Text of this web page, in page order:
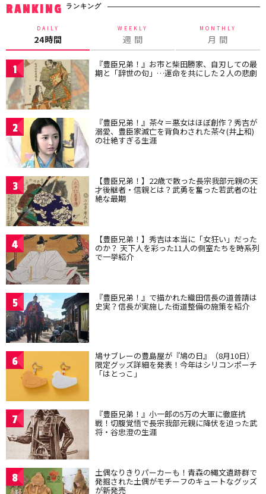
RANKING ランキング
DAILY
24時間
WEEKLY
週 間
MONTHLY
月 間
1 『豊臣兄弟！』お市と柴田勝家、自刃しての最
期と「辞世の句」…運命を共にした２人の悲劇
2 『豊臣兄弟！』茶々＝悪女はほぼ創作？秀吉が
溺愛、豊臣家滅亡を背負わされた茶々(井上和)
の壮絶すぎる生涯
3 【豊臣兄弟！】22歳で散った長宗我部元親の天
才後継者・信親とは？武勇を奮った若武者の壮
絶な最期
4 【豊臣兄弟！】秀吉は本当に「女狂い」だった
のか？ 天下人を彩った11人の側室たちを時系列
で一挙紹介
5 『豊臣兄弟！』で描かれた織田信長の道普請は
史実？信長が実施した街道整備の施策を紹介
6 鳩サブレーの豊島屋が『鳩の日』（8月10日）
限定グッズ詳細を発表！今年はシリコンポーチ
「はとっこ」
7 『豊臣兄弟！』小一郎の5万の大軍に徹底抗
戦！切腹覚悟で長宗我部元親に降伏を迫った武
将・谷忠澄の生涯
8 土偶なりきりパーカーも！青森の縄文遺跡群で
発掘された土偶がモチーフのキュートなグッズ
が新発売